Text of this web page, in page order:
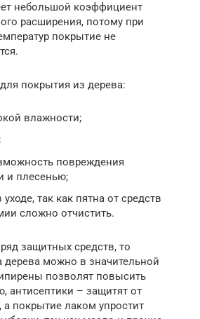
небольшой коэффициент
расширения, потому при
покрытие не
покрытия из дерева:
влажности;
повреждения
и плесенью;
так как пятна от средств
сложно отчистить.
защитных средств, то
дерева можно в значительной
позволят повысить
антисептики – защитят от
покрытие лаком упростит